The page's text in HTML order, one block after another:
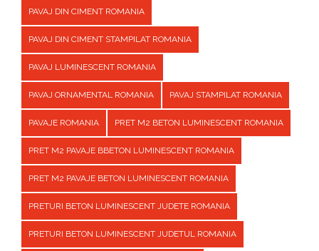
PAVAJ DIN CIMENT ROMANIA
PAVAJ DIN CIMENT STAMPILAT ROMANIA
PAVAJ LUMINESCENT ROMANIA
PAVAJ ORNAMENTAL ROMANIA PAVAJ STAMPILAT ROMANIA
PAVAJE ROMANIA PRET M2 BETON LUMINESCENT ROMANIA
PRET M2 PAVAJE BBETON LUMINESCENT ROMANIA
PRET M2 PAVAJE BETON LUMINESCENT ROMANIA
PRETURI BETON LUMINESCENT JUDETE ROMANIA
PRETURI BETON LUMINESCENT JUDETUL ROMANIA